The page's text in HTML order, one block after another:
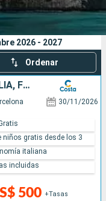
Compañías
2026 - 2027
Ordenar
ESPAÑA, ISLAS BALEARES, ITALIA, FRANCIA
30/11/2026
500 +Tasas
niños gratis desde los 3
italiana
incluidas